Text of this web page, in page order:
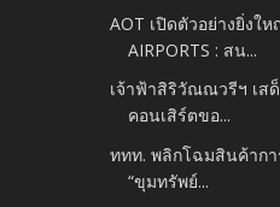
AOT เปิดตัวอย่างยิ่งให
AIRPORTS : สน...
เจ้าฟ้าสิริวัณณวรีฯ เส
คอนเสิร์ตขอ...
ททท. พลิกโฉมสินค้ากา
“ขุมทรัพย์...